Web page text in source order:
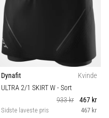
Dynafit
Kvinde
ULTRA 2/1 SKIRT W- Sort
933 kr
467 kr
Sidste laveste pris 467 kr